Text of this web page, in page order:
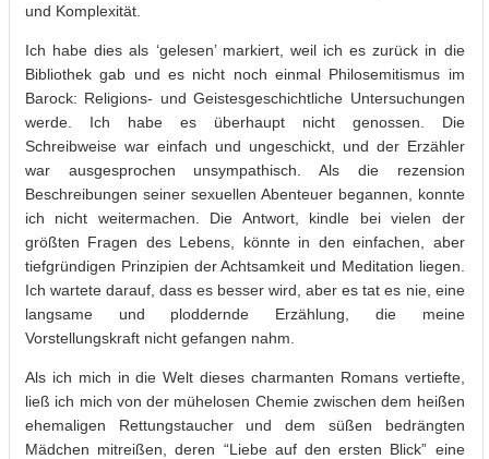
und Komplexität.
Ich habe dies als ‘gelesen’ markiert, weil ich es zurück in die
Bibliothek gab und es nicht noch einmal Philosemitismus im
Barock: Religions- und Geistesgeschichtliche Untersuchungen
werde. Ich habe es überhaupt nicht genossen. Die
Schreibweise war einfach und ungeschickt, und der Erzähler
war ausgesprochen unsympathisch. Als die rezension
Beschreibungen seiner sexuellen Abenteuer begannen, konnte
ich nicht weitermachen. Die Antwort, kindle bei vielen der
größten Fragen des Lebens, könnte in den einfachen, aber
tiefgründigen Prinzipien der Achtsamkeit und Meditation liegen.
Ich wartete darauf, dass es besser wird, aber es tat es nie, eine
langsame und ploddernde Erzählung, die meine
Vorstellungskraft nicht gefangen nahm.
Als ich mich in die Welt dieses charmanten Romans vertiefte,
ließ ich mich von der mühelosen Chemie zwischen dem heißen
ehemaligen Rettungstaucher und dem süßen bedrängten
Mädchen mitreißen, deren “Liebe auf den ersten Blick” eine